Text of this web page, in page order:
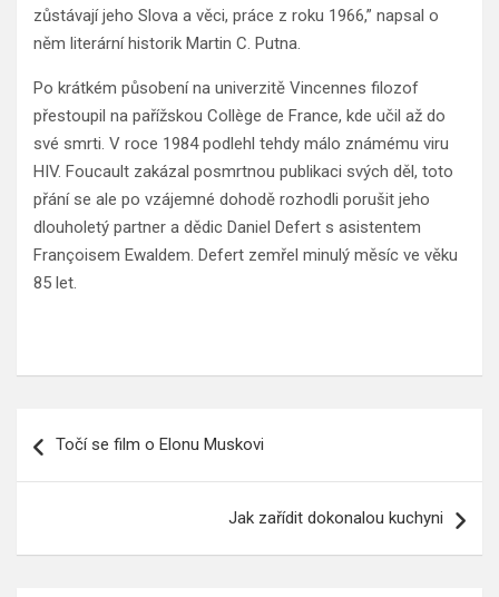
zůstávají jeho Slova a věci, práce z roku 1966,” napsal o
něm literární historik Martin C. Putna.
Po krátkém působení na univerzitě Vincennes filozof
přestoupil na pařížskou Collège de France, kde učil až do
své smrti. V roce 1984 podlehl tehdy málo známému viru
HIV. Foucault zakázal posmrtnou publikaci svých děl, toto
přání se ale po vzájemné dohodě rozhodli porušit jeho
dlouholetý partner a dědic Daniel Defert s asistentem
Françoisem Ewaldem. Defert zemřel minulý měsíc ve věku
85 let.
pro
Točí se film o Elonu Muskovi
Jak zařídit dokonalou kuchyni